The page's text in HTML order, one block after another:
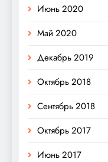
Июнь 2020
Май 2020
Декабрь 2019
Октябрь 2018
Сентябрь 2018
Октябрь 2017
Июнь 2017